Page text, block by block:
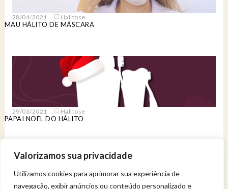
Valorizamos sua privacidade
Utilizamos cookies para aprimorar sua experiência de
navegação, exibir anúncios ou conteúdo personalizado e
28/04/2021 Halitose
MAU HÁLITO DE MÁSCARA
29/03/2021 Halitose
PAPAI NOEL DO HÁLITO
Venha viver uma experiência de bem-estar.
Entregue a sua saúde a uma profissional qualificada.